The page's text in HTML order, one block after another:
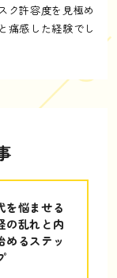
ク許容度を見極め
痛感した経験でし
を悩ませる
の乱れと内
めるステッ